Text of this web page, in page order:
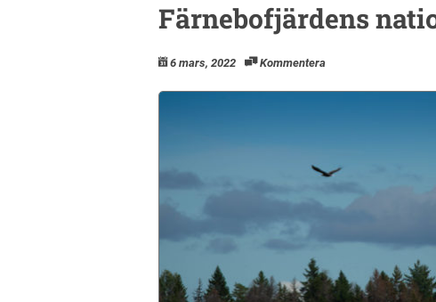
Färnebofjärdens
6 mars, 2022 Kommentera